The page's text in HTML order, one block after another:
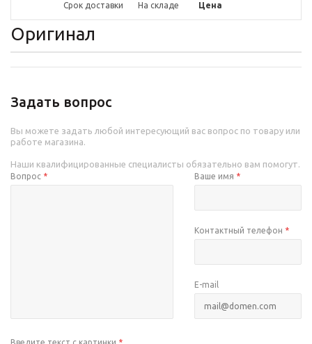
Срок доставки На складе Цена
Оригинал
Задать вопрос
Вы можете задать любой интересующий вас вопрос по товару или
работе магазина.
Наши квалифицированные специалисты обязательно вам помогут.
Вопрос * Ваше имя *
Контактный телефон *
E-mail